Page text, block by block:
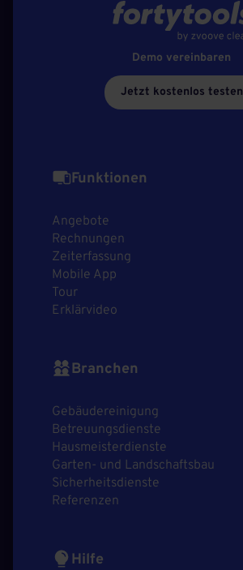
Demo vereinbaren
Jetzt kostenlos testen
Funktionen
Angebote
Rechnungen
Zeiterfassung
Mobile App
Tour
Erklärvideo
Branchen
Gebäudereinigung
Betreuungsdienste
Hausmeisterdienste
Garten- und Landschaftsbau
Sicherheitsdienste
Referenzen
Hilfe